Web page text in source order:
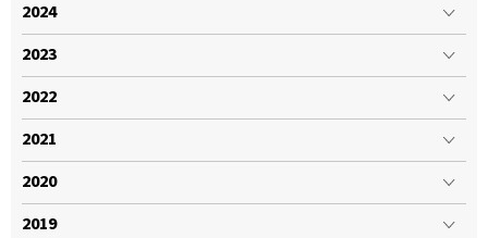
2024
2023
2022
2021
2020
2019